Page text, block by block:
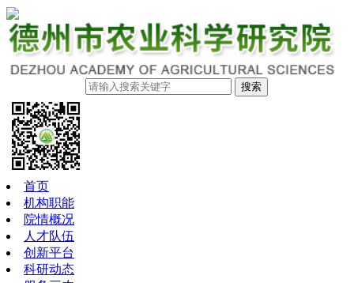
搜索
首页
机构职能
院情概况
人才队伍
创新平台
科研动态